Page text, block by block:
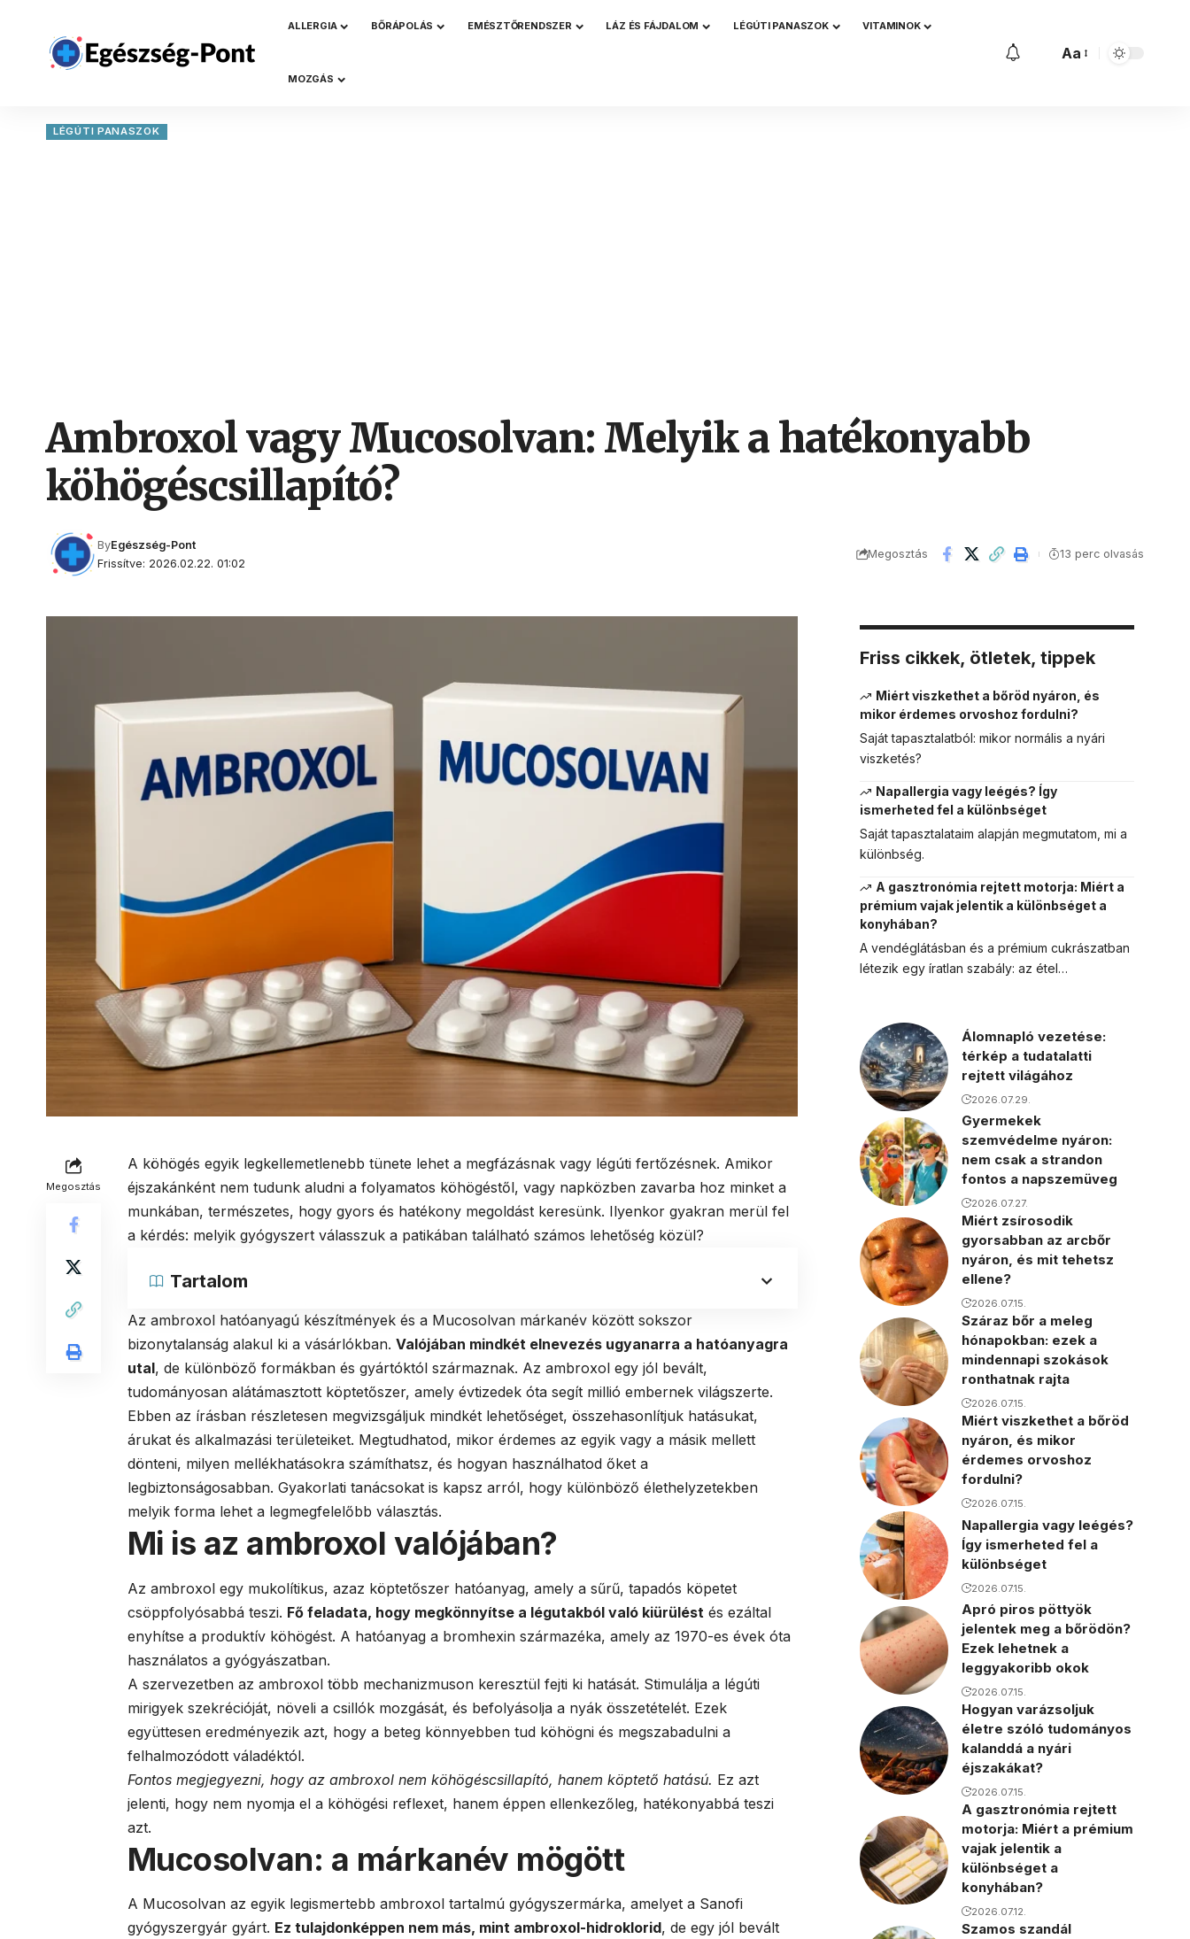
ALLERGIA BŐRÁPOLÁS EMÉSZTŐRENDSZER LÁZ ÉS FÁJDALOM LÉGÚTI PANASZOK VITAMINOK
MOZGÁS
Aa
LÉGÚTI PANASZOK
Ambroxol vagy Mucosolvan: Melyik a hatékonyabb
köhögéscsillapító?
Frissítve: 2026.02.22. 01:02
ByEgészség-Pont
Megosztás 13 perc olvasás
Megosztás
A köhögés egyik legkellemetlenebb tünete lehet a megfázásnak vagy légúti fertőzésnek. Amikor
éjszakánként nem tudunk aludni a folyamatos köhögéstől, vagy napközben zavarba hoz minket a
munkában, természetes, hogy gyors és hatékony megoldást keresünk. Ilyenkor gyakran merül fel
a kérdés: melyik gyógyszert válasszuk a patikában található számos lehetőség közül?
Tartalom
Az ambroxol hatóanyagú készítmények és a Mucosolvan márkanév között sokszor
bizonytalanság alakul ki a vásárlókban. Valójában mindkét elnevezés ugyanarra a hatóanyagra
utal, de különböző formákban és gyártóktól származnak. Az ambroxol egy jól bevált,
tudományosan alátámasztott köptetőszer, amely évtizedek óta segít millió embernek világszerte.
Ebben az írásban részletesen megvizsgáljuk mindkét lehetőséget, összehasonlítjuk hatásukat,
árukat és alkalmazási területeiket. Megtudhatod, mikor érdemes az egyik vagy a másik mellett
dönteni, milyen mellékhatásokra számíthatsz, és hogyan használhatod őket a
legbiztonságosabban. Gyakorlati tanácsokat is kapsz arról, hogy különböző élethelyzetekben
melyik forma lehet a legmegfelelőbb választás.
Mi is az ambroxol valójában?
Az ambroxol egy mukolítikus, azaz köptetőszer hatóanyag, amely a sűrű, tapadós köpetet
csöppfolyósabbá teszi. Fő feladata, hogy megkönnyítse a légutakból való kiürülést és ezáltal
enyhítse a produktív köhögést. A hatóanyag a bromhexin származéka, amely az 1970-es évek óta
használatos a gyógyászatban.
A szervezetben az ambroxol több mechanizmuson keresztül fejti ki hatását. Stimulálja a légúti
mirigyek szekrécióját, növeli a csillók mozgását, és befolyásolja a nyák összetételét. Ezek
együttesen eredményezik azt, hogy a beteg könnyebben tud köhögni és megszabadulni a
felhalmozódott váladéktól.
Fontos megjegyezni, hogy az ambroxol nem köhögéscsillapító, hanem köptető hatású. Ez azt
jelenti, hogy nem nyomja el a köhögési reflexet, hanem éppen ellenkezőleg, hatékonyabbá teszi
azt.
Mucosolvan: a márkanév mögött
A Mucosolvan az egyik legismertebb ambroxol tartalmú gyógyszermárka, amelyet a Sanofi
gyógyszergyár gyárt. Ez tulajdonképpen nem más, mint ambroxol-hidroklorid, de egy jól bevált
Friss cikkek, ötletek, tippek
Miért viszkethet a bőröd nyáron, és
mikor érdemes orvoshoz fordulni?
Saját tapasztalatból: mikor normális a nyári
viszketés?
Napallergia vagy leégés? Így
ismerheted fel a különbséget
Saját tapasztalataim alapján megmutatom, mi a
különbség.
A gasztronómia rejtett motorja: Miért a
prémium vajak jelentik a különbséget a
konyhában?
A vendéglátásban és a prémium cukrászatban
létezik egy íratlan szabály: az étel…
Álomnapló vezetése:
térkép a tudatalatti
rejtett világához
2026.07.29.
Gyermekek
szemvédelme nyáron:
nem csak a strandon
fontos a napszemüveg
2026.07.27.
Miért zsírosodik
gyorsabban az arcbőr
nyáron, és mit tehetsz
ellene?
2026.07.15.
Száraz bőr a meleg
hónapokban: ezek a
mindennapi szokások
ronthatnak rajta
2026.07.15.
Miért viszkethet a bőröd
nyáron, és mikor
érdemes orvoshoz
fordulni?
2026.07.15.
Napallergia vagy leégés?
Így ismerheted fel a
különbséget
2026.07.15.
Apró piros pöttyök
jelentek meg a bőrödön?
Ezek lehetnek a
leggyakoribb okok
2026.07.15.
Hogyan varázsoljuk
életre szóló tudományos
kalanddá a nyári
éjszakákat?
2026.07.15.
A gasztronómia rejtett
motorja: Miért a prémium
vajak jelentik a
különbséget a
konyhában?
2026.07.12.
Szamos szandál